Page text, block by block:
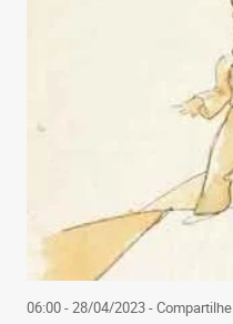
06:00 - 28/04/2023- Compartilhe